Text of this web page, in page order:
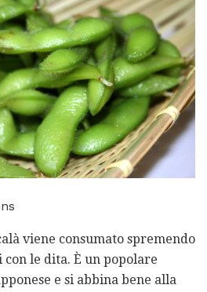
viene consumato spremendo
le dita. È un popolare
e si abbina bene alla